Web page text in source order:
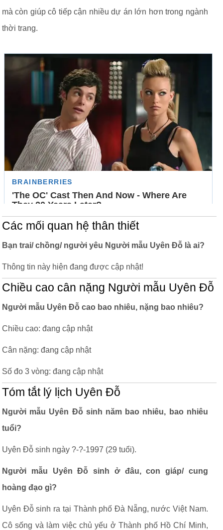
mà còn giúp cô tiếp cận nhiều dự án lớn hơn trong ngành
thời trang.
Các mối quan hệ thân thiết
Bạn trai/ chồng/ người yêu Người mẫu Uyên Đỗ là ai?
Thông tin này hiện đang được cập nhật!
Chiều cao cân nặng Người mẫu Uyên Đỗ
Người mẫu Uyên Đỗ cao bao nhiêu, nặng bao nhiêu?
Chiều cao: đang cập nhật
Cân nặng: đang cập nhật
Số đo 3 vòng: đang cập nhật
Tóm tắt lý lịch Uyên Đỗ
Người mẫu Uyên Đỗ sinh năm bao nhiêu, bao nhiêu
tuổi?
Uyên Đỗ sinh ngày ?-?-1997 (29 tuổi).
Người mẫu Uyên Đỗ sinh ở đâu, con giáp/ cung
hoàng đạo gì?
Uyên Đỗ sinh ra tại Thành phố Đà Nẵng, nước Việt Nam.
Cô sống và làm việc chủ yếu ở Thành phố Hồ Chí Minh,